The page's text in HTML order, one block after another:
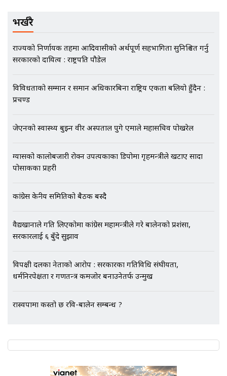
भिजिट भिसामा गृह मन्त्रालयकै सेटिङः१
अर्ब बढी घुस!|| SIDHAKURA ||
गायब || Everest Hospital
भर्खरै
राज्यको निर्णायक तहमा आदिवासीको अर्थपूर्ण सहभागिता सुनिश्चित गर्नु
सरकारको दायित्व : राष्ट्रपति पौडेल
विविधताको सम्मान र समान अधिकारबिना राष्ट्रिय एकता बलियो हुँदैन :
प्रचण्ड
जेएनको स्वास्थ्य बुझ्न वीर अस्पताल पुगे एमाले महासचिव पोखरेल
ग्यासको कालोबजारी रोक्न उपत्यकाका डिपोमा गृहमन्त्रीले खटाए सादा
पोसाकका प्रहरी
कांग्रेस केन्द्रीय समितिको बैठक बस्दै
वैद्यखानाले गति लिएकोमा कांग्रेस महामन्त्रीले गरे बालेनको प्रशंसा,
सरकारलाई ६ बुँदे सुझाव
विपक्षी दलका नेताको आरोप : सरकारका गतिविधि संघीयता,
धर्मनिरपेक्षता र गणतन्त्र कमजोर बनाउनेतर्फ उन्मुख
रास्वपामा कस्तो छ रवि-बालेन सम्बन्ध ?